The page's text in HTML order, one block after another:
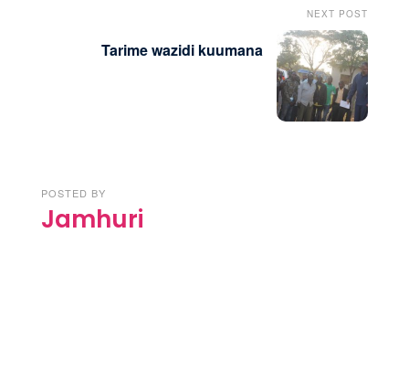
NEXT POST
Tarime wazidi kuumana
POSTED BY
Jamhuri